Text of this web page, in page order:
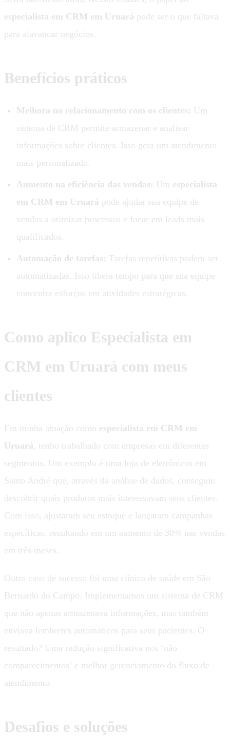
especialista em CRM em Uruará pode ser o que faltava
para alavancar negócios.
Benefícios práticos
Melhora no relacionamento com os clientes: Um
sistema de CRM permite armazenar e analisar
informações sobre clientes. Isso gera um atendimento
mais personalizado.
Aumento na eficiência das vendas: Um especialista
em CRM em Uruará pode ajudar sua equipe de
vendas a otimizar processos e focar em leads mais
qualificados.
Automação de tarefas: Tarefas repetitivas podem ser
automatizadas. Isso libera tempo para que sua equipe
concentre esforços em atividades estratégicas.
Como aplico Especialista em
CRM em Uruará com meus
clientes
Em minha atuação como especialista em CRM em
Uruará, tenho trabalhado com empresas em diferentes
segmentos. Um exemplo é uma loja de eletrônicos em
Santo André que, através da análise de dados, conseguiu
descobrir quais produtos mais interessavam seus clientes.
Com isso, ajustaram seu estoque e lançaram campanhas
específicas, resultando em um aumento de 30% nas vendas
em três meses.
Outro caso de sucesso foi uma clínica de saúde em São
Bernardo do Campo. Implementamos um sistema de CRM
que não apenas armazenava informações, mas também
enviava lembretes automáticos para seus pacientes. O
resultado? Uma redução significativa nos ‘não
comparecimentos’ e melhor gerenciamento do fluxo de
atendimento.
Desafios e soluções